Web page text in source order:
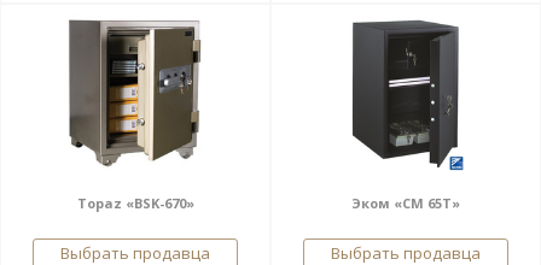
Topaz «BSK-670»
Выбрать продавца
Эком «СМ 65Т»
Выбрать продавца